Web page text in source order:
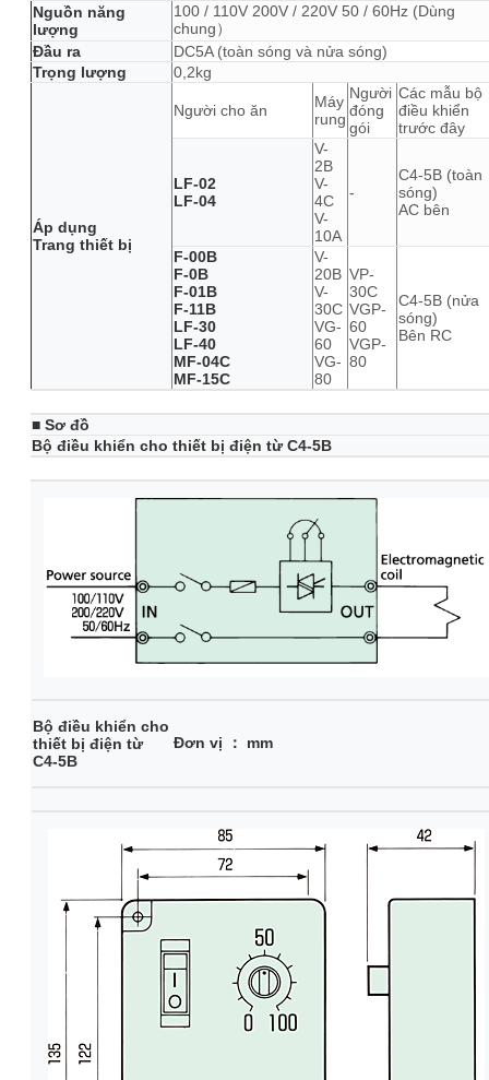
Nguồn năng
lượng
100 / 110V 200V / 220V 50 / 60Hz (Dùng
chung）
Đầu ra
DC5A (toàn sóng và nửa sóng)
Trọng lượng
0,2kg
Áp dụng
Trang thiết bị
Người cho ăn
Máy
rung
Người
đóng
gói
Các mẫu bộ
điều khiển
trước đây
LF-02
LF-04
V-
2B
V-
4C
V-
10A
-
C4-5B (toàn
sóng)
AC bên
F-00B
F-0B
F-01B
F-11B
LF-30
LF-40
MF-04C
MF-15C
V-
20B
V-
30C
VG-
60
VG-
80
VP-
30C
VGP-
60
VGP-
80
C4-5B (nửa
sóng)
Bên RC
■ Sơ đồ
Bộ điều khiển cho thiết bị điện từ C4-5B
Bộ điều khiển cho
thiết bị điện từ
C4-5B
Đơn vị ： mm